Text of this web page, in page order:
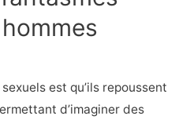
est qu’ils repoussent
d’imaginer des